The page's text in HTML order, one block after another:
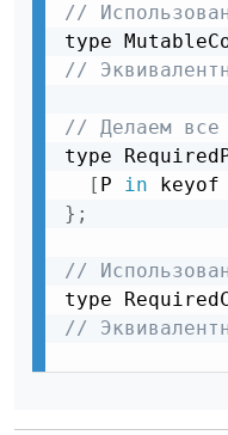
//
type
//
// Делаем все
type
[ P in keyof
} ;
//
type
//